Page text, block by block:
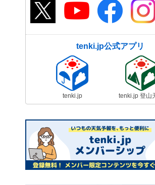
tenki.jp公式アプリ
tenki.jp tenki.jp 登山